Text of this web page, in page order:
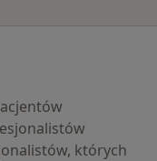
których